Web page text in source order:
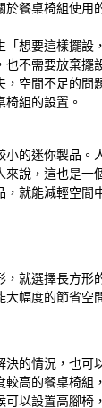
餐桌椅組使用
「想要這樣擺設
也不需要放棄擺
空間不足的問
組的設置。
小的迷你製品。
說，這也是一
就能減輕空間
，就選擇長方形
幅度的節省空
決的情況，也可
高的餐桌椅組
可以設置高腳椅